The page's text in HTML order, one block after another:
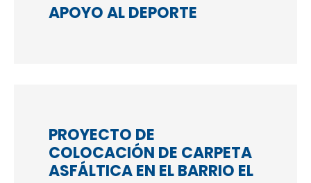
APOYO AL DEPORTE
PROYECTO DE
COLOCACIÓN DE CARPETA
ASFÁLTICA EN EL BARRIO EL